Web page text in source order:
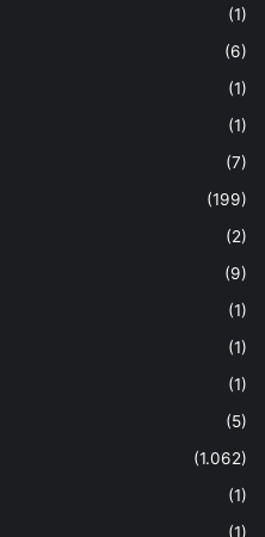
(1)
(6)
(1)
(1)
(7)
(199)
(2)
(9)
(1)
(1)
(1)
(5)
(1.062)
(1)
(1)